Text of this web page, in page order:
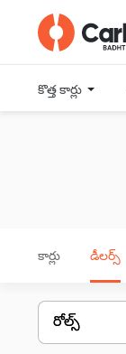
కొత్త కార్లు
కార్లు డీలర్స్